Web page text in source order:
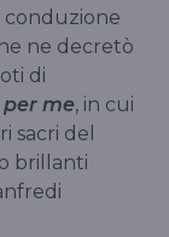
conduzione
ne decretò
di
me, in cui
sacri del
brillanti